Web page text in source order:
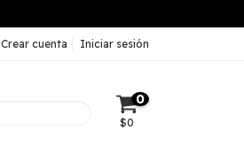
Crear cuenta Iniciar sesión
0
$0